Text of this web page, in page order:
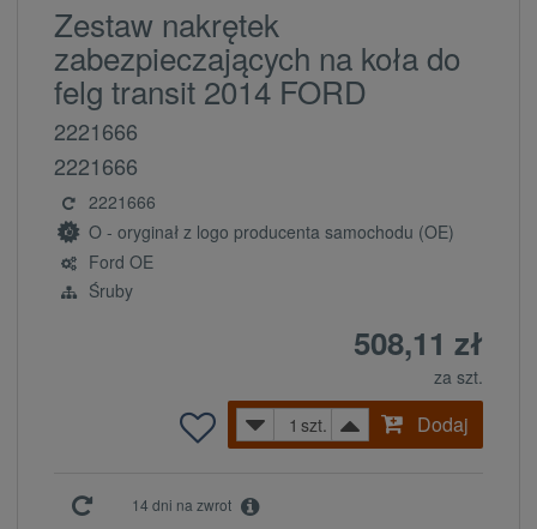
Zestaw nakrętek
zabezpieczających na koła do
felg transit 2014 FORD
2221666
2221666
2221666
O - oryginał z logo producenta samochodu (OE)
Ford OE
Śruby
508,11 zł
za szt.
szt.
Dodaj
14 dni na zwrot